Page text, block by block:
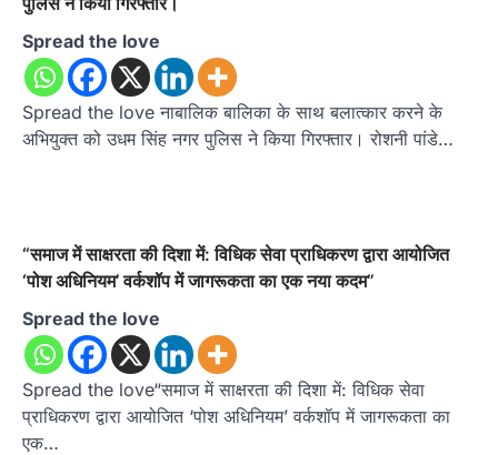
Spread the love
Spread the love नाबालिक बालिका के साथ बलात्कार करने के
अभियुक्त को उधम सिंह नगर पुलिस ने किया गिरफ्तार। रोशनी पांडे…
“समाज में साक्षरता की दिशा में: विधिक सेवा प्राधिकरण द्वारा आयोजित
‘पोश अधिनियम’ वर्कशॉप में जागरूकता का एक नया कदम”
Spread the love
Spread the love“समाज में साक्षरता की दिशा में: विधिक सेवा
प्राधिकरण द्वारा आयोजित ‘पोश अधिनियम’ वर्कशॉप में जागरूकता का
एक…